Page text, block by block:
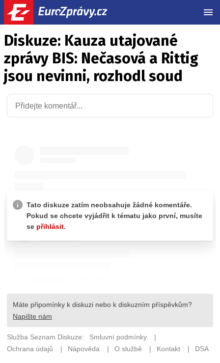
Diskuze: Kauza utajované
zprávy BIS: Nečasová a Rittig
jsou nevinni, rozhodl soud